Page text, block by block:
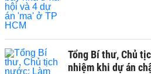
Tổng Bí thư, Chủ
nhiệm khi dự án